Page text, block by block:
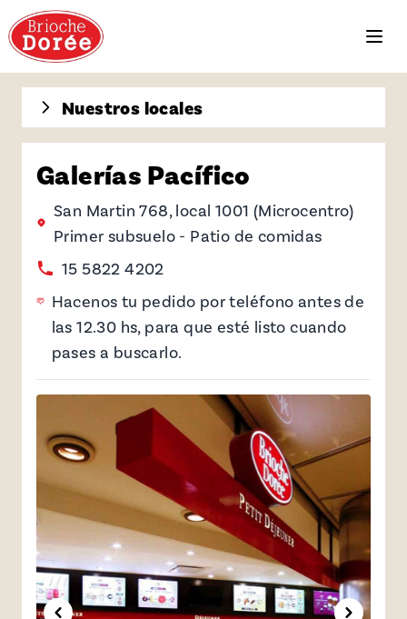
Nuestros locales
Galerías Pacífico
San Martin 768, local 1001 (Microcentro)
Primer subsuelo - Patio de comidas
15 5822 4202
Hacenos tu pedido por teléfono antes de
las 12.30 hs, para que esté listo cuando
pases a buscarlo.